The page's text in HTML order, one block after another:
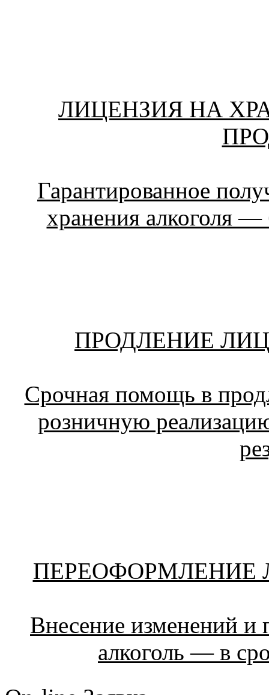
ЛИЦЕНЗИЯ НА
Гарантированное
хранения алкоголя
ПРОДЛЕНИЕ
Срочная помощь в
розничную
ПЕРЕОФОРМЛЕНИЕ
Внесение изменений и
алкоголь — в